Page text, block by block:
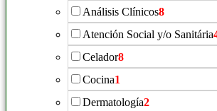
Análisis Clínicos8
Atención Social y/o Sanitária
Celador8
Cocina1
Dermatología2